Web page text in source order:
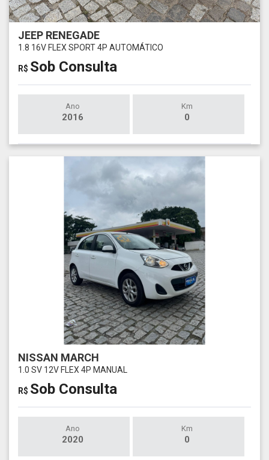
JEEP RENEGADE
1.8 16V FLEX SPORT 4P AUTOMÁTICO
R$ Sob Consulta
Ano
2016
Km
0
NISSAN MARCH
1.0 SV 12V FLEX 4P MANUAL
R$ Sob Consulta
Ano
2020
Km
0